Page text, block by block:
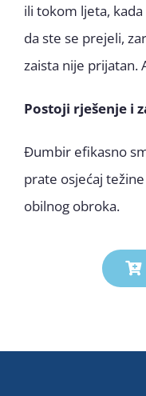
ili tokom ljeta,
da ste se prejeli,
zaista nije prijatan.
Postoji rješenje i
Đumbir efikasno
prate osjećaj
obilnog obroka.